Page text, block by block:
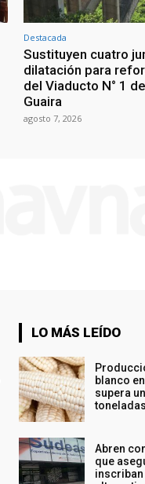
Destacada
Sustituyen cuatro
dilatación para
del Viaducto N° 1
Guaira
agosto 7, 2026
LO MÁS LEÍDO
blanco
supera
toneladas
Abren
que